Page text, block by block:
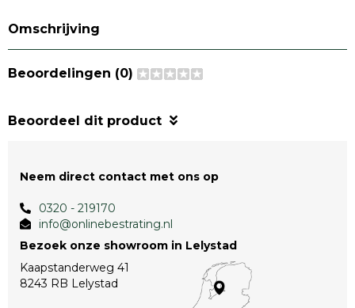
Omschrijving
Beoordelingen (0)
Beoordeel dit product
Neem direct contact met ons op
0320 - 219170
info@onlinebestrating.nl
Bezoek onze showroom in Lelystad
Kaapstanderweg 41
8243 RB Lelystad